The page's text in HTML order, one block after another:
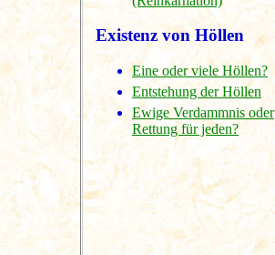
Existenz von Höllen
Eine oder viele Höllen?
Entstehung der Höllen
Ewige Verdammnis oder
Rettung für jeden?